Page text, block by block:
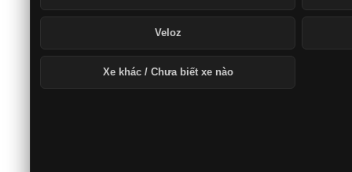
Veloz
Xe khác / Chưa biết xe nào